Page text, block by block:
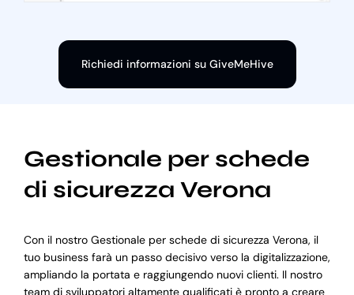
Richiedi informazioni su GiveMeHive
Gestionale per schede
di sicurezza Verona
Con il nostro Gestionale per schede di sicurezza Verona, il
tuo business farà un passo decisivo verso la digitalizzazione,
ampliando la portata e raggiungendo nuovi clienti. Il nostro
team di sviluppatori altamente qualificati è pronto a creare